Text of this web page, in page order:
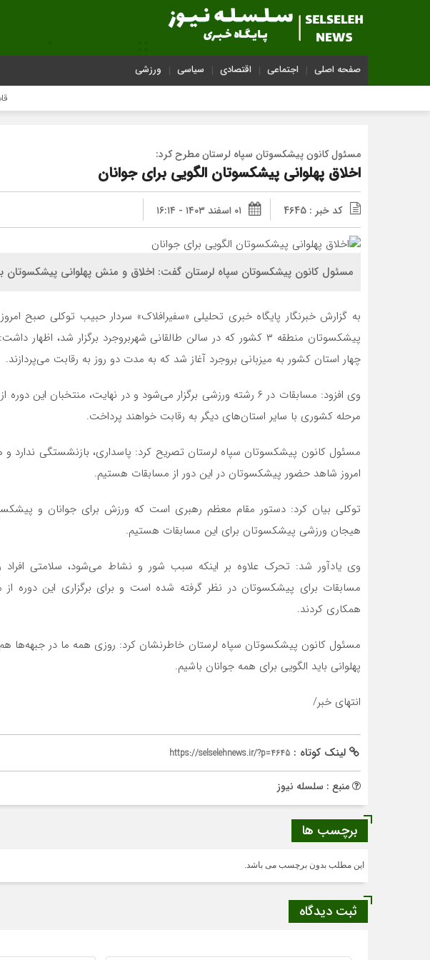
صفحه اصلی اجتماعی اقتصادی سیاسی ورزشی
قاب
مسئول کانون پیشکسوتان سپاه لرستان مطرح کرد:
اخلاق پهلوانی پیشکسوتان الگویی برای جوانان
کد خبر : 4645 ۰۱ اسفند ۱۴۰۳ - ۱۶:۱۴
مسئول کانون پیشکسوتان سپاه لرستان گفت: اخلاق و منش پهلوانی پیشکسوتان
به گزارش خبرنگار پایگاه خبری تحلیلی «سفیرافلاک» سردار حبیب توکلی صبح
پیشکسوتان منطقه ۳ کشور که در سالن طالقانی شهربروجرد برگزار شد،
چهار استان کشور به میزبانی بروجرد آغاز شد که به مدت دو روز به رقابت می‌پردازند.
وی افزود: مسابقات در ۶ رشته ورزشی برگزار می‌شود و در نهایت، منتخبان
مرحله کشوری با سایر استان‌های دیگر به رقابت خواهند پرداخت.
مسئول کانون پیشکسوتان سپاه لرستان تصریح کرد: پاسداری، بازنشستگی ندارد
امروز شاهد حضور پیشکسوتان در این دور از مسابقات هستیم.
توکلی بیان کرد: دستور مقام معظم رهبری است که ورزش برای جوانان و
هیجان ورزشی پیشکسوتان برای این مسابقات هستیم.
وی یادآور شد: تحرک علاوه بر اینکه سبب شور و نشاط می‌شود، سلامتی
مسابقات برای پیشکسوتان در نظر گرفته شده است و برای برگزاری این دوره از
همکاری کردند.
مسئول کانون پیشکسوتان سپاه لرستان خاطرنشان کرد: روزی همه ما در جبهه‌ها
پهلوانی باید الگویی برای همه جوانان باشیم.
انتهای خبر/
لینک کوتاه : https://selselehnews.ir/?p=4645
منبع : سلسله نیوز
برچسب ها
این مطلب بدون برچسب می باشد.
ثبت دیدگاه